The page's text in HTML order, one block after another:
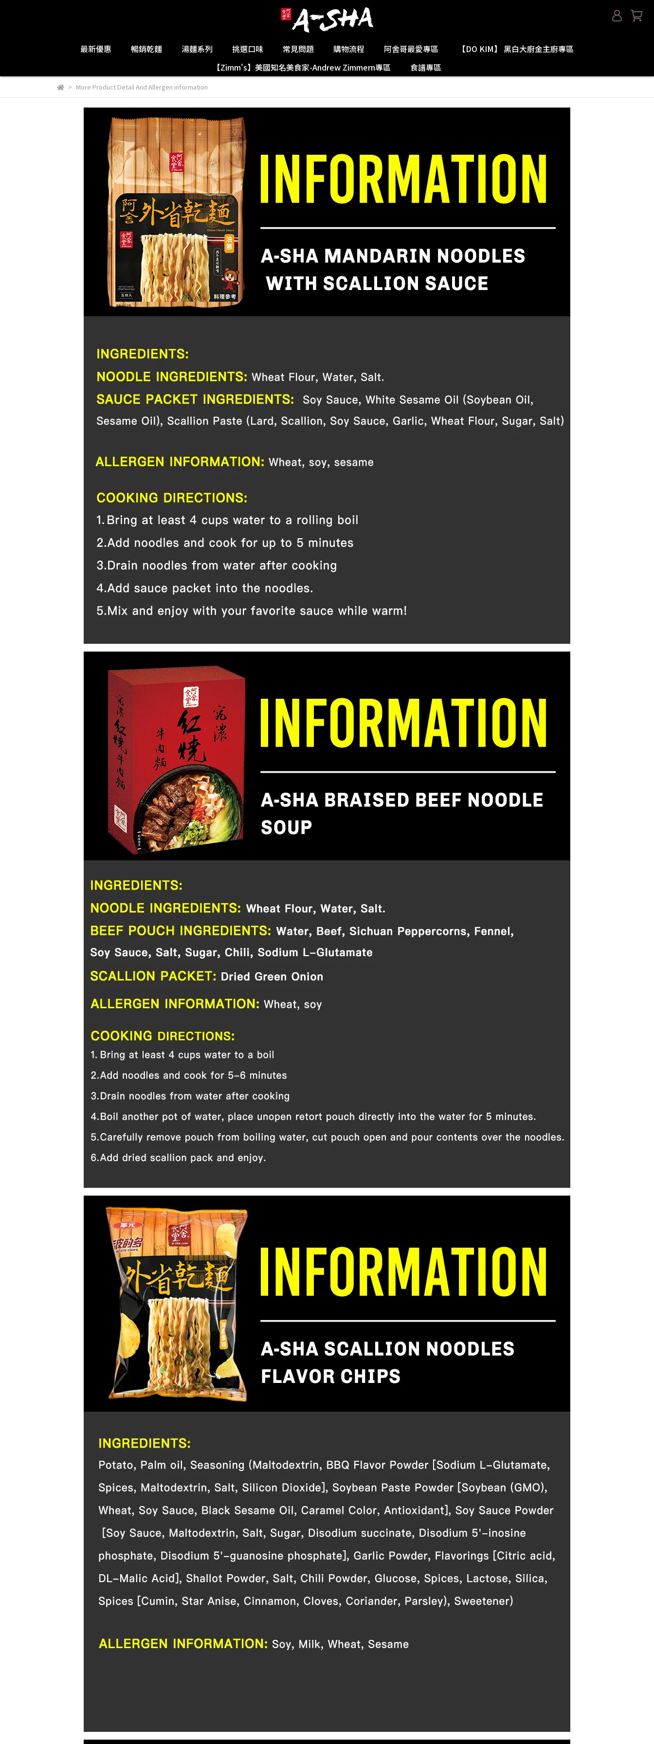
最新優惠 暢銷乾麵 湯麵系列 挑選口味 常見問題 購物流程 阿舍哥最愛專區
【DO KIM】 黑白大廚金主廚專區
【Zimm's】美國知名美食家-Andrew Zimmern專區
食譜專區
More Product Detail And Allergen information